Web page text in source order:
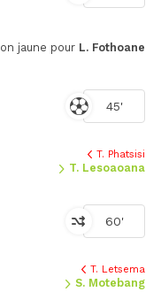
jaune pour L. Fothoane
45'
T. Phatsisi
T. Lesoaoana
60'
T. Letsema
S. Motebang